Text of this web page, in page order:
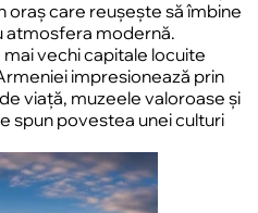
oraș care reușește să îmbine
atmosfera modernă.
vechi capitale locuite
impresionează prin
viață, muzeele valoroase și
spun povestea unei culturi